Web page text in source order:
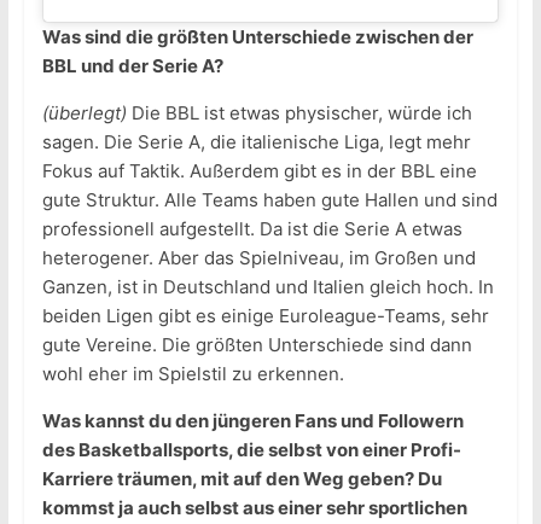
Was sind die größten Unterschiede zwischen der
BBL und der Serie A?
(überlegt) Die BBL ist etwas physischer, würde ich
sagen. Die Serie A, die italienische Liga, legt mehr
Fokus auf Taktik. Außerdem gibt es in der BBL eine
gute Struktur. Alle Teams haben gute Hallen und sind
professionell aufgestellt. Da ist die Serie A etwas
heterogener. Aber das Spielniveau, im Großen und
Ganzen, ist in Deutschland und Italien gleich hoch. In
beiden Ligen gibt es einige Euroleague-Teams, sehr
gute Vereine. Die größten Unterschiede sind dann
wohl eher im Spielstil zu erkennen.
Was kannst du den jüngeren Fans und Followern
des Basketballsports, die selbst von einer Profi-
Karriere träumen, mit auf den Weg geben? Du
kommst ja auch selbst aus einer sehr sportlichen